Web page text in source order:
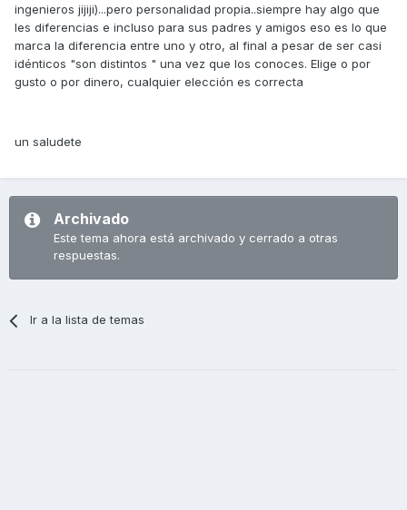
ingenieros jijiji)...pero personalidad propia..siempre hay algo que
les diferencias e incluso para sus padres y amigos eso es lo que
marca la diferencia entre uno y otro, al final a pesar de ser casi
idénticos "son distintos " una vez que los conoces. Elige o por
gusto o por dinero, cualquier elección es correcta
un saludete
Archivado
Este tema ahora está archivado y cerrado a otras
respuestas.
Ir a la lista de temas